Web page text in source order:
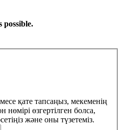
possible.
қате тапсаңыз, мекеменің
өзгертілген болса,
және оны түзетеміз.